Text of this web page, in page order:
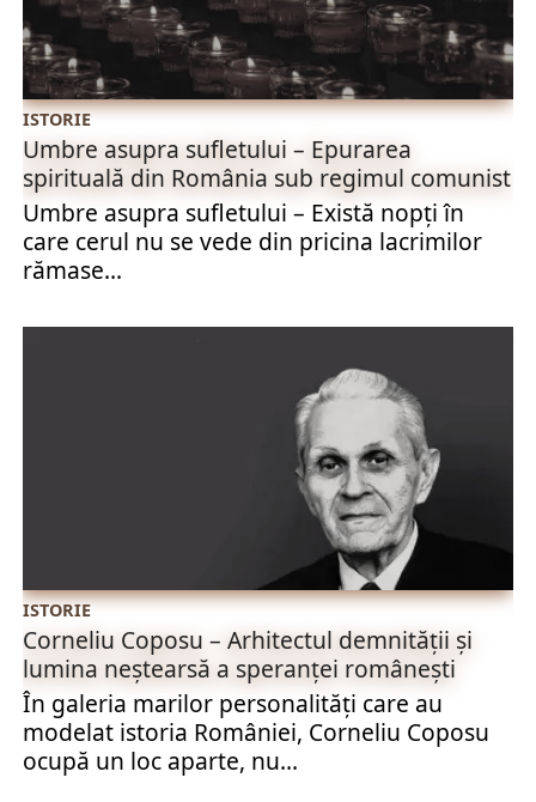
ISTORIE
Umbre asupra sufletului – Epurarea
spirituală din România sub regimul comunist
Umbre asupra sufletului – Există nopți în
care cerul nu se vede din pricina lacrimilor
rămase...
ISTORIE
Corneliu Coposu – Arhitectul demnității și
lumina neștearsă a speranței românești
În galeria marilor personalități care au
modelat istoria României, Corneliu Coposu
ocupă un loc aparte, nu...